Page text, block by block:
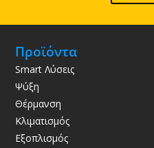
Προϊόντα
Smart Λύσεις
Ψύξη
Θέρμανση
Κλιματισμός
Εξοπλισμός